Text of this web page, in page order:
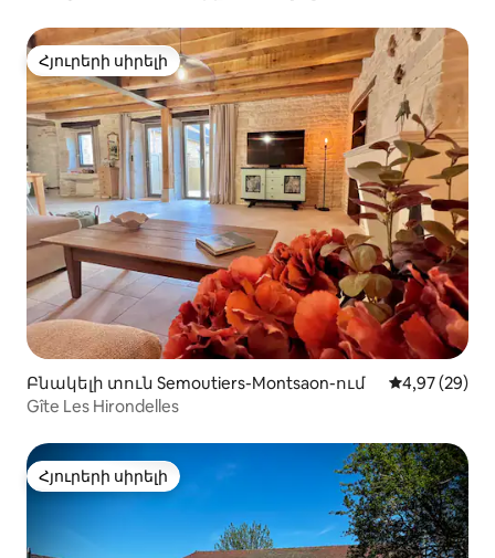
Հյուրերի սիրելի
Հյուրերի սիրելի
Բնակելի տուն Semoutiers-Montsaon-ում Միջին
4,97 (29)
Gîte Les Hirondelles
Հյուրերի սիրելի
Հյուրերի սիրելի